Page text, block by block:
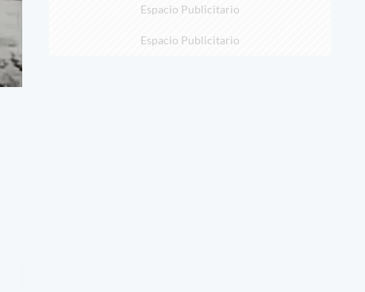
Espacio Publicitario
Espacio Publicitario